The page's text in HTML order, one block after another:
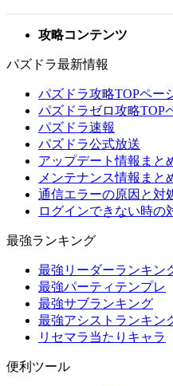
攻略コンテンツ
パズドラ最新情報
パズドラ攻略TOPペー
パズドラゼロ攻略TOP
パズドラ速報
パズドラ公式放送
アップデート情報まと
メンテナンス情報まと
通信エラーの原因と対
ログインできない時の
最強ランキング
最強リーダーランキン
最強パーティテンプレ
最強サブランキング
最強アシストランキン
リセマラ当たりキャラ
便利ツール